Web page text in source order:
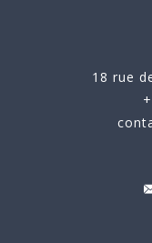
18 rue